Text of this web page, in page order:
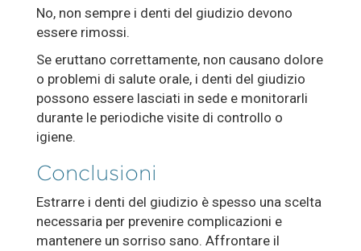
No, non sempre i denti del giudizio devono
essere rimossi.
Se eruttano correttamente, non causano dolore
o problemi di salute orale, i denti del giudizio
possono essere lasciati in sede e monitorarli
durante le periodiche visite di controllo o
igiene.
Conclusioni
Estrarre i denti del giudizio è spesso una scelta
necessaria per prevenire complicazioni e
mantenere un sorriso sano. Affrontare il